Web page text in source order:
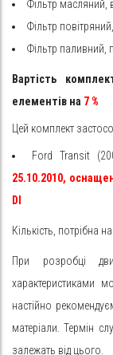
Фільтр масляний,
Фільтр
Фільтр паливний,
Вартість
елементів на 7%
Цей комплект
Ford Transit
25.10.2010,
DI
Кількість, потрібна
При розробці
характеристиками
настійно
матеріали. Термін
залежать від цього.